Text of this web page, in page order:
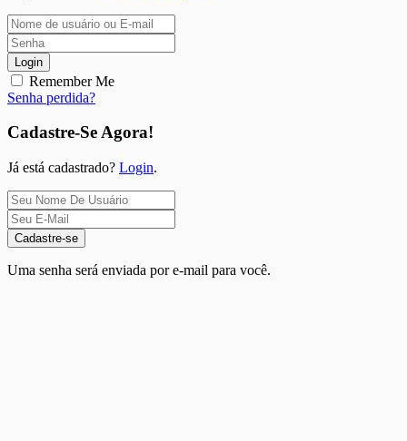
Login
Remember Me
Senha perdida?
Cadastre-Se Agora!
Já está cadastrado? Login.
Cadastre-se
Uma senha será enviada por e-mail para você.